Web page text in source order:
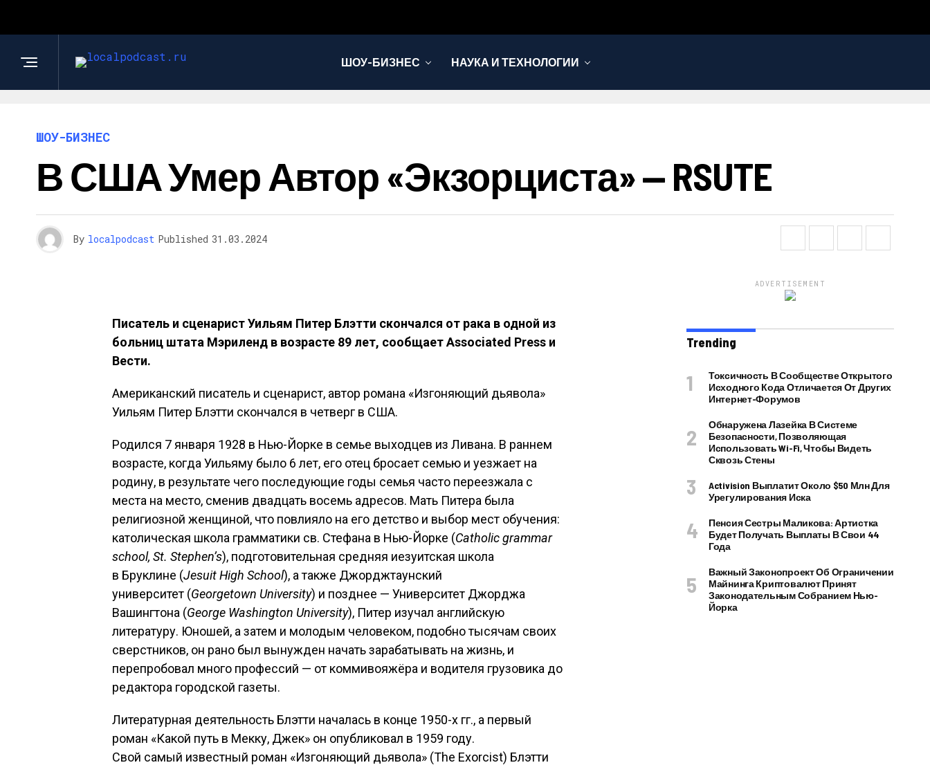
ШОУ-БИЗНЕС НАУКА И ТЕХНОЛОГИИ
ШОУ-БИЗНЕС
В США Умер Автор «Экзорциста» — RSUTE
By localpodcast Published 31.03.2024
Писатель и сценарист Уильям Питер Блэтти скончался от рака в одной из
больниц штата Мэриленд в возрасте 89 лет, сообщает Associated Press и
Вести.
Американский писатель и сценарист, автор романа «Изгоняющий дьявола»
Уильям Питер Блэтти скончался в четверг в США.
Родился 7 января 1928 в Нью-Йорке в семье выходцев из Ливана. В раннем
возрасте, когда Уильяму было 6 лет, его отец бросает семью и уезжает на
родину, в результате чего последующие годы семья часто переезжала с
места на место, сменив двадцать восемь адресов. Мать Питера была
религиозной женщиной, что повлияло на его детство и выбор мест обучения:
католическая школа грамматики св. Стефана в Нью-Йорке (Catholic grammar
school, St. Stephen’s), подготовительная средняя иезуитская школа
в Бруклине (Jesuit High School), а также Джорджтаунский
университет (Georgetown University) и позднее — Университет Джорджа
Вашингтона (George Washington University), Питер изучал английскую
литературу. Юношей, а затем и молодым человеком, подобно тысячам своих
сверстников, он рано был вынужден начать зарабатывать на жизнь, и
перепробовал много профессий — от коммивояжёра и водителя грузовика до
редактора городской газеты.
Литературная деятельность Блэтти началась в конце 1950-х гг., а первый
роман «Какой путь в Мекку, Джек» он опубликовал в 1959 году.
Свой самый известный роман «Изгоняющий дьявола» (The Exorcist) Блэтти
ADVERTISEMENT
Trending
Токсичность В Сообществе Открытого
Исходного Кода Отличается От Других
Интернет-Форумов
Обнаружена Лазейка В Системе
Безопасности, Позволяющая
Использовать Wi-Fi, Чтобы Видеть
Сквозь Стены
Activision Выплатит Около $50 Млн Для
Урегулирования Иска
Пенсия Сестры Маликова: Артистка
Будет Получать Выплаты В Свои 44
Года
Важный Законопроект Об Ограничении
Майнинга Криптовалют Принят
Законодательным Собранием Нью-
Йорка